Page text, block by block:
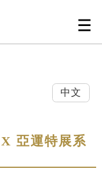
中文
亞運特展系